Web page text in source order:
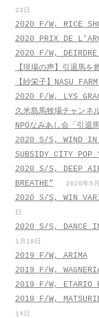
23日
2020 F/W, RICE
2020 PRIX DE
2020 F/W, DEIRDRE
【現場の声】引退馬
【紗栄子】NASU
2020 F/W, LYS
久米島馬牧場チャンネ
NPOなみあし会「引退
2020 S/S, WIND IN
SUBSIDY CITY POP
2020 S/S, DEEP
BREATHE”
2020年5
2020 S/S, WIN
日
2020 S/S, DANCE
1月18日
2019 F/W, ARIMA
2019 F/W,
2019 F/W, ETARIO
2019 F/W,
14日